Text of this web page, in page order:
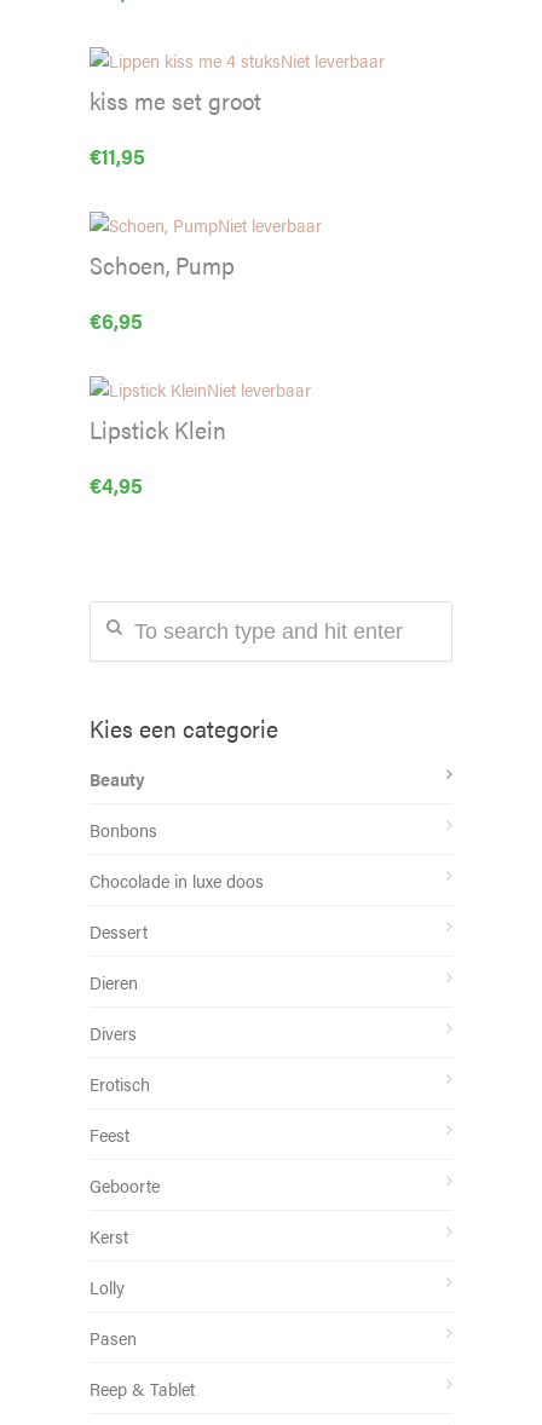
Niet leverbaar
kiss me set groot
€11,95
Niet leverbaar
Schoen, Pump
€6,95
Niet leverbaar
Lipstick Klein
€4,95
Kies een categorie
Beauty
Bonbons
Chocolade in luxe doos
Dessert
Dieren
Divers
Erotisch
Feest
Geboorte
Kerst
Lolly
Pasen
Reep & Tablet